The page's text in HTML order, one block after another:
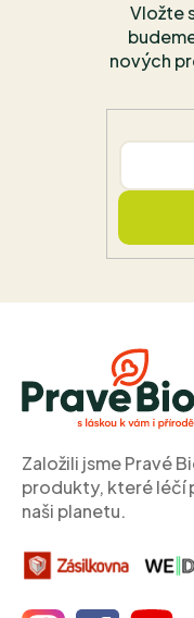
Vložte
nových
Založili jsme Pravé
produkty, které léčí
naši planetu.